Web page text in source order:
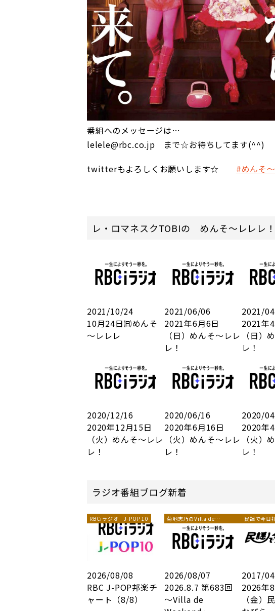
番組へのメッセージは…
lelele@rbc.co.jp まで☆お待ちしてます(^^)
twitterもよろしくお願いします☆ #めんそ
レ・ロマネスクTOBIの めんそ～レレレ
2021/10/24
10月24日㈰めんそ
～レレレ
2021/06/06
2021年6月6日
（日）めんそ～レレ
レ！
2021/
2021年
（日）
レ！
2020/12/16
2020年12月15日
（火）めんそ～レレ
レ！
2020/06/16
2020年6月16日
（火）めんそ～レレ
レ！
2020/
2020年
（火）
レ！
ラジオ番組ブログ新着
RBCiラジオ J-POP 10
2026/08/08
RBC J-POP邦楽チ
ャート（8/8）
菊地志乃のVilla de
Weekend
2026/08/07
2026.8.7 第683回
～Villa de
民謡で今日
2017/
2026年
（金）